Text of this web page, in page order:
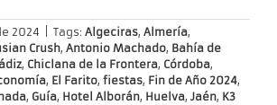
2024 Tags: Algeciras, Almería,
Crush, Antonio Machado, Bahía de
, Chiclana de la Frontera, Córdoba,
, El Farito, fiestas, Fin de Año 2024,
, Guía, Hotel Alborán, Huelva, Jaén, K3